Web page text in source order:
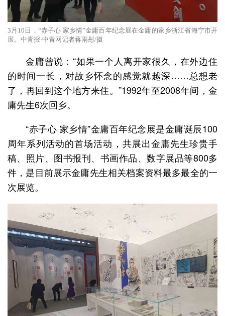
3月10日，“赤子心 家乡情”金庸百年纪念展在金庸的家乡浙江省海宁市开
展。中青报·中青网记者蒋雨彤/摄
金庸曾说：“如果一个人离开家很久，在外边住
的时间一长，对故乡怀念的感觉就越深……总想老
了，再回到这个地方来住。”1992年至2008年间，金
庸先生6次回乡。
“赤子心 家乡情”金庸百年纪念展是金庸诞辰100
周年系列活动的首场活动，共展出金庸先生珍贵手
稿、照片、图书报刊、书画作品、数字展品等800多
件，是目前展示金庸先生相关档案资料最多最全的一
次展览。